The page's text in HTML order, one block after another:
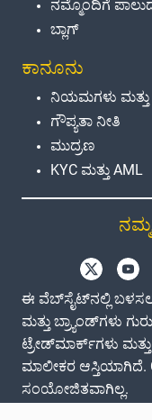
ನಮ್ಮೊಂದಿಗೆ
ಬ್ಲಾಗ್
ಕಾನೂನು
ನಿಯಮಗಳು ಮತ್ತು
ಗೌಪ್ಯತಾ ನೀತಿ
ಮುದ್ರಣ
KYC ಮತ್ತು AML
ಈ ವೆಬ್‌ಸೈಟ್‌ನಲ್ಲಿ
ಮತ್ತು ಬ್ರ್ಯಾಂಡ್‌ಗಳು
ಟ್ರೇಡ್‌ಮಾರ್ಕ್‌ಗಳು
ಮಾಲೀಕರ
ಸಂಯೋಜಿತವಾಗಿಲ್ಲ.